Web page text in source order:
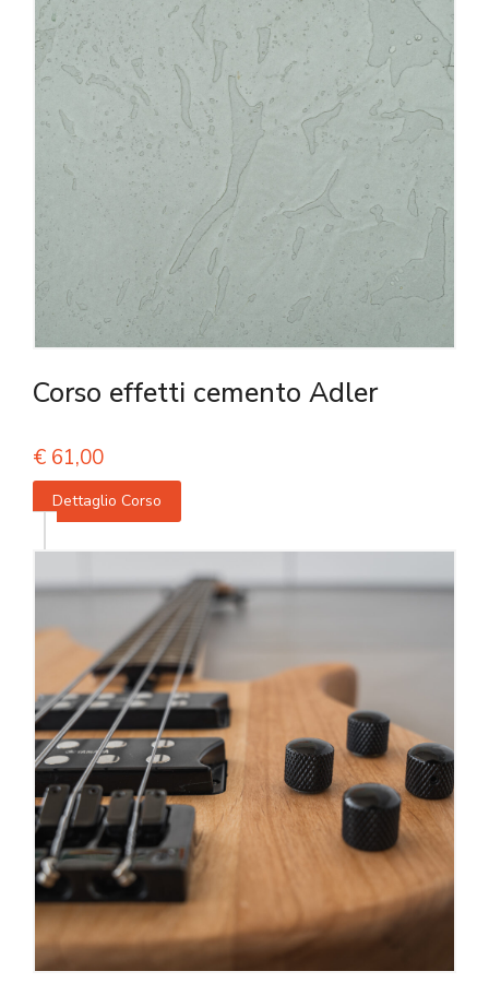
Corso effetti cemento Adler
€ 61,00
Dettaglio Corso